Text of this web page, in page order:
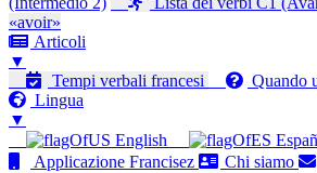
«avoir»
Articoli
▼
Tempi verbali francesi
Quando
Lingua
▼
English
Applicazione Francisez
Chi siamo